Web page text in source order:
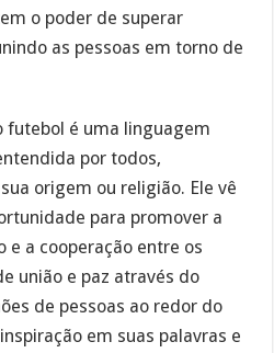
o poder de superar
as pessoas em torno de
futebol é uma linguagem
por todos,
origem ou religião. Ele vê
para promover a
e a cooperação entre os
união e paz através do
de pessoas ao redor do
em suas palavras e